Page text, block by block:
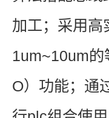
加工；采用高
1um~10um
O）功能；通